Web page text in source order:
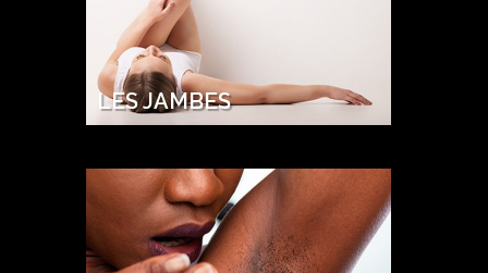
LES JAMBES